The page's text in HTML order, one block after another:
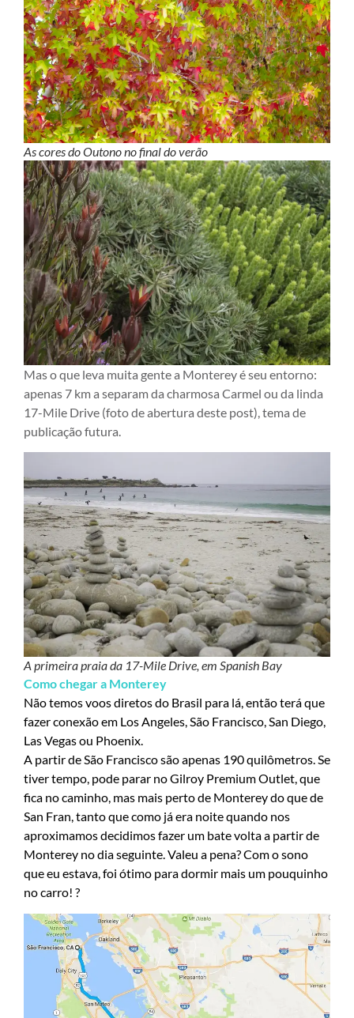
As cores do Outono no final do verão
Mas o que leva muita gente a Monterey é seu entorno:
apenas 7 km a separam da charmosa Carmel ou da linda
17-Mile Drive (foto de abertura deste post), tema de
publicação futura.
A primeira praia da 17-Mile Drive, em Spanish Bay
Como chegar a Monterey
Não temos voos diretos do Brasil para lá, então terá que
fazer conexão em Los Angeles, São Francisco, San Diego,
Las Vegas ou Phoenix.
A partir de São Francisco são apenas 190 quilômetros. Se
tiver tempo, pode parar no Gilroy Premium Outlet, que
fica no caminho, mas mais perto de Monterey do que de
San Fran, tanto que como já era noite quando nos
aproximamos decidimos fazer um bate volta a partir de
Monterey no dia seguinte. Valeu a pena? Com o sono
que eu estava, foi ótimo para dormir mais um pouquinho
no carro! ?